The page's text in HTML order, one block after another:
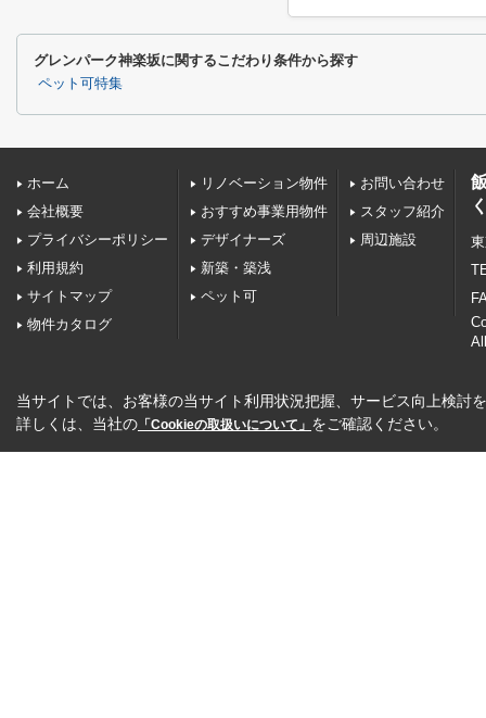
グレンパーク神楽坂に関するこだわり条件から探す
ペット可特集
ホーム
会社概要
プライバシーポリシー
利用規約
サイトマップ
物件カタログ
リノベーション物件
おすすめ事業用物件
デザイナーズ
新築・築浅
ペット可
お問い合わせ
スタッフ紹介
周辺施設
当サイトでは、お客様の当サイト利用状況把握、サービス向上検討
詳しくは、当社の 「Cookieの取扱いについて」 をご確認ください。